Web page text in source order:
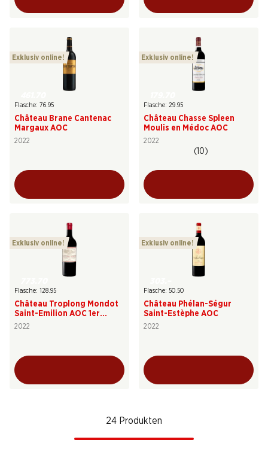
Exklusiv online!
Flasche: 76.95
Château Brane Cantenac
Margaux AOC
2022
Exklusiv online!
Flasche: 29.95
Château Chasse Spleen
Moulis en Médoc AOC
2022
(10)
Exklusiv online!
Flasche: 128.95
Château Troplong Mondot
Saint-Emilion AOC 1er
Grand Cru classé "B"
2022
Exklusiv online!
Flasche: 50.50
Château Phélan-Ségur
Saint-Estèphe AOC
2022
24 Produkten